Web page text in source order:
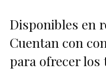
Disponibles en
Cuentan con
para ofrecer los